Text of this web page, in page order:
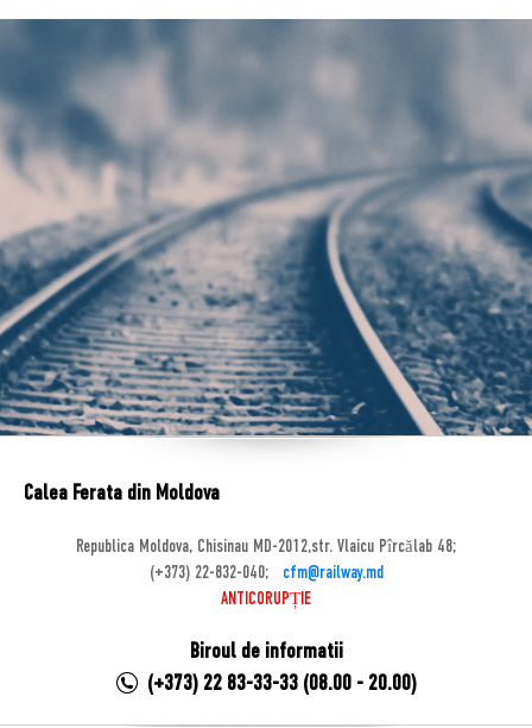
Calea Ferata din Moldova
Republica Moldova, Chisinau MD-2012,str. Vlaicu Pîrcălab 48;
(+373) 22-832-040;
cfm@railway.md
ANTICORUPȚIE
Biroul de informatii
(+373) 22 83-33-33 (08.00 - 20.00)